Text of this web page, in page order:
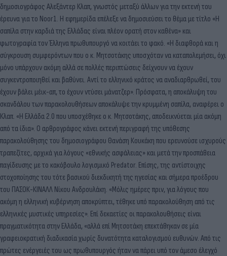
δημοσιογράφος Αλεξάντερ Κλαπ, γνωστός μεταξύ άλλων για την εκτενή του
έρευνα για το Noor1. Η εφημερίδα επέλεξε να δημοσιεύσει το θέμα με τίτλο «Η
σαπίλα στην καρδιά της Ελλάδας είναι πλέον ορατή στον καθένα» και
φωτογραφία τον Έλληνα πρωθυπουργό να κοιτάει το φακό. «Η διαφθορά και η
σύγκρουση συμφερόντων που ο κ. Μητσοτάκης υποσχόταν να καταπολεμήσει, όχι
μόνο υπάρχουν ακόμη αλλά σε πολλές περιπτώσεις δείχνουν να έχουν
συγκεντροποιηθεί και βαθύνει. Αντί το ελληνικό κράτος να αναδιαρθρωθεί, του
έχουν βάλει μέικ-απ, το έχουν ντύσει μάνατζερ». Πρόσφατα, η αποκάλυψη του
σκανδάλου των παρακολουθήσεων αποκάλυψε την κρυμμένη σαπίλα, αναφέρει ο
Κλαπ. «Η Ελλάδα 2.0 που υποσχέθηκε ο κ. Μητσοτάκης, αποδεικνύεται μία ακόμη
από τα ίδια». Ο αρθρογράφος κάνει εκτενή περιγραφή της υπόθεσης
παρακολούθησης του δημοσιογράφου Θανάση Κουκάκη που ερευνούσε ισχυρούς
τραπεζίτες, αρχικά για λόγους «εθνικής ασφάλειας» και μετά την προσπάθεια
παγίδευσης με το κακόβουλο λογισμικό Predator. Επίσης, της αντίστοιχης
στοχοποίησης του τότε βασικού διεκδικητή της ηγεσίας και σήμερα προέδρου
του ΠΑΣΟΚ-ΚΙΝΑΛΛ Νίκου Ανδρουλάκη. «Μόλις ημέρες πριν, για λόγους που
ακόμη η ελληνική κυβέρνηση αποκρύπτει, τέθηκε υπό παρακολούθηση από τις
ελληνικές μυστικές υπηρεσίες». Επί δεκαετίες οι παρακολουθήσεις είναι
πραγματικότητα στην Ελλάδα, «αλλά επί Μητσοτάκη επεκτάθηκαν σε μία
γραφειοκρατική διαδικασία χωρίς δυνατότητα καταλογισμού ευθυνών. Από τις
πρώτες ενέργειές του ως πρωθυπουργός ήταν να πάρει υπό τον άμεσο έλεγχό